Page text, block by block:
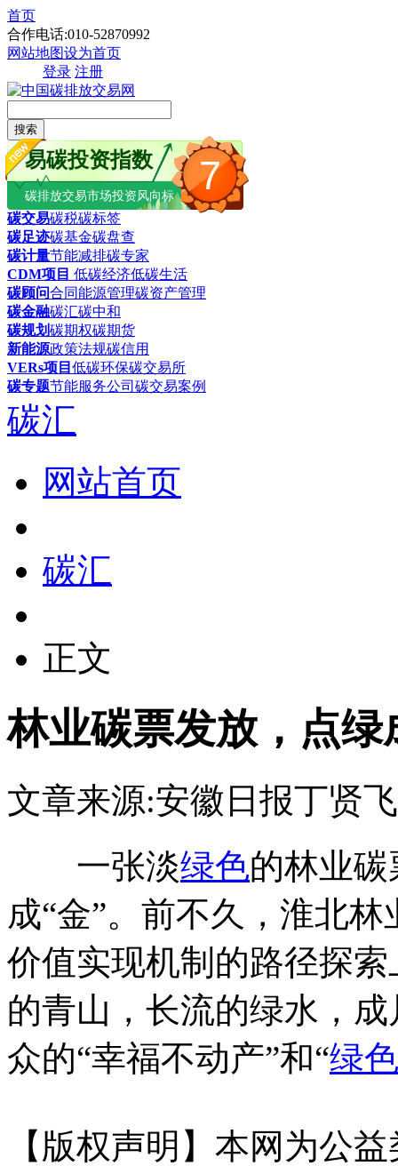
首页
合作电话:010-52870992
网站地图设为首页
登录 注册
搜索
7
易碳投资指数
碳排放交易市场投资风向标
碳交易碳税碳标签
碳足迹碳基金碳盘查
碳计量节能减排碳专家
CDM项目 低碳经济低碳生活
碳顾问合同能源管理碳资产管理
碳金融碳汇碳中和
碳规划碳期权碳期货
新能源政策法规碳信用
VERs项目 低碳环保碳交易所
碳专题节能服务公司 碳交易案例
碳汇
网站首页
碳汇
正文
林业碳票发放，点绿
文章来源:安徽日报丁贤
一张淡绿色的林业
成“金”。前不久，淮北
价值实现机制的路径探
的青山，长流的绿水，
众的“幸福不动产”和“绿色
【版权声明】本网为公